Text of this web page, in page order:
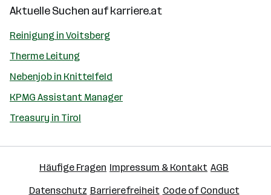
Aktuelle Suchen aufkarriere.at
Reinigung in Voitsberg
Therme Leitung
Nebenjob in Knittelfeld
KPMG Assistant Manager
Treasury in Tirol
Häufige Fragen Impressum & Kontakt AGB
Datenschutz Barrierefreiheit Code of Conduct